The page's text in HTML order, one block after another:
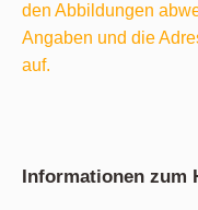
den Abbildungen
Angaben und die
auf.
Informationen zum